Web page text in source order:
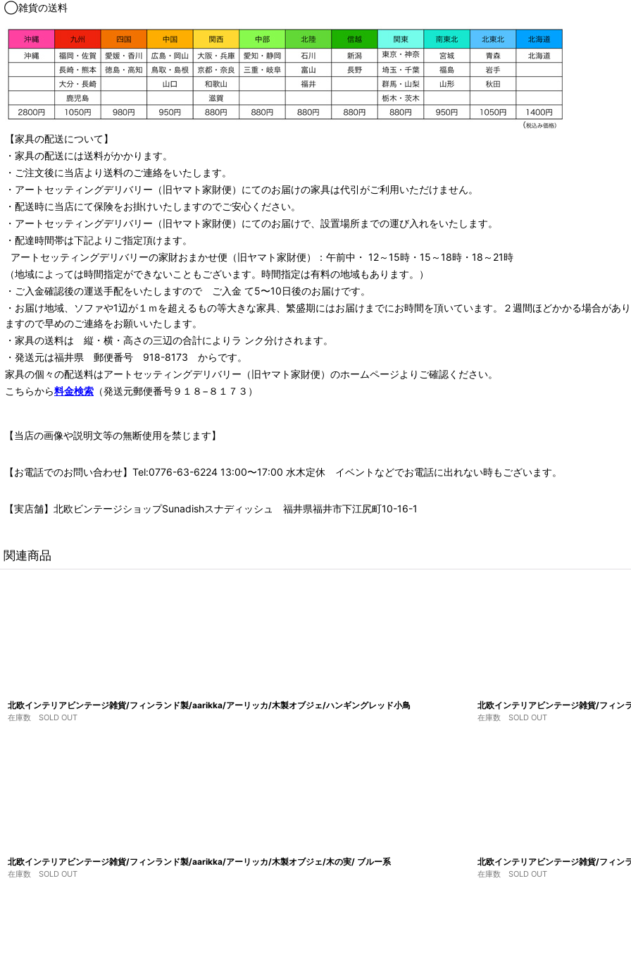
◯雑貨の送料
【家具の配送について】
・家具の配送には送料がかかります。
・ご注文後に当店より送料のご連絡をいたします。
・ アートセッティングデリバリー （旧ヤマト家財便） にてのお届けの家具は代引がご利用いただけません。
・配送時に当店にて保険をお掛けいたしますのでご安心ください。
・ アートセッティングデリバリー （旧ヤマト家財便） にてのお届けで、設置場所までの運び入れをいたします。
・配達時間帯は下記よりご指定頂けます。
アートセッティングデリバリーの家財おまかせ便 （旧ヤマト家財便）：午前中・ 12～15時・15～18時・18～21時
（地域によっては時間指定ができないこともございます。時間指定は有料の地域もあります。）
・ご入金確認後の運送手配をいたしますので ご入金 て5〜10日後のお届けです。
・お届け地域、ソファや1辺が１ｍを超えるもの等大きな家具、繁盛期にはお届けまでにお時間を頂いています。２週間ほどかかる場合があり
ますので早めのご連絡をお願いいたします。
・家具の送料は 縦・横・高さの三辺の合計によりラ ンク分けされます。
・発送元は福井県 郵便番号 918-8173 からです。
家具の個々の配送料はアートセッティングデリバリー （旧ヤマト家財便） のホームページよりご確認ください。
こちらから料金検索 （発送元郵便番号９１８−８１７３）
【当店の画像や説明文等の無断使用を禁じます】
【お電話でのお問い合わせ】Tel:0776-63-6224 13:00〜17:00 水木定休 イベントなどでお電話に出れない時もございます。
【実店舗】北欧ビンテージショップSunadishスナディッシュ 福井県福井市下江尻町10-16-1
関連商品
北欧インテリアビンテージ雑貨/フィンランド製/aarikka/アーリッカ/木製オブジェ/ハンギングレッド小鳥
在庫数 SOLD OUT
北欧インテリアビンテージ雑貨/フィ
在庫数 SOLD OUT
北欧インテリアビンテージ雑貨/フィンランド製/aarikka/アーリッカ/木製オブジェ/木の実/ ブルー系
在庫数 SOLD OUT
北欧インテリアビンテージ雑貨/フィ
在庫数 SOLD OUT